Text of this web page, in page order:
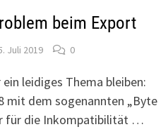
beim Export
Juli 2019 0
leidiges Thema bleiben:
mit dem sogenannten „Byte
für die Inkompatibilität …